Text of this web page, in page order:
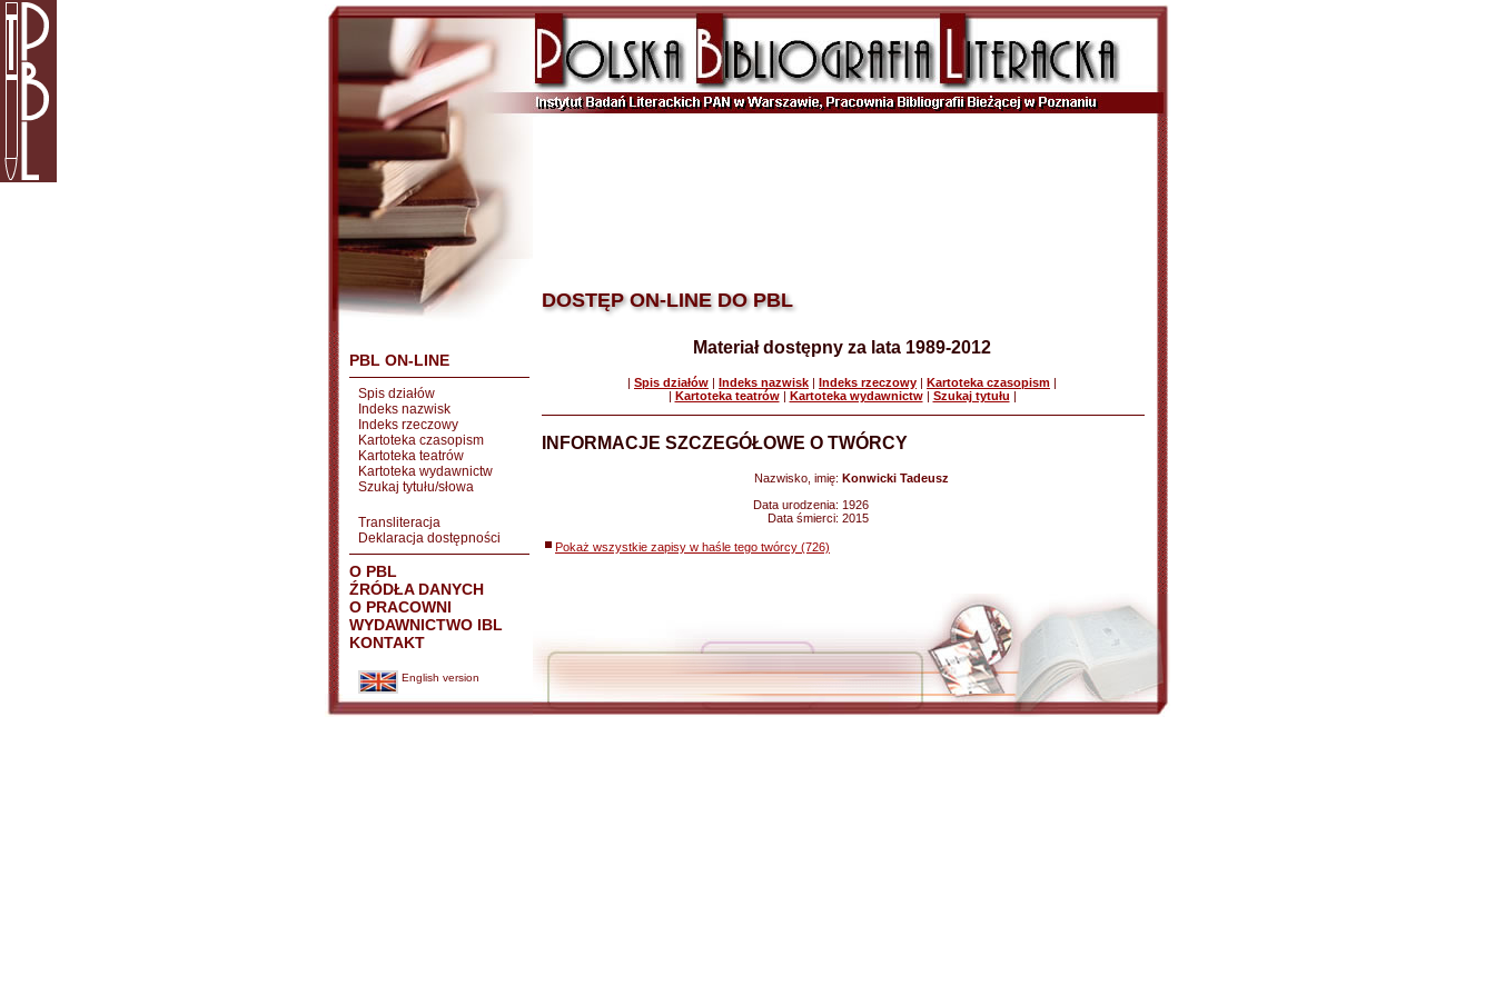
PBL ON-LINE
Spis działów
Indeks nazwisk
Indeks rzeczowy
Kartoteka czasopism
Kartoteka teatrów
Kartoteka wydawnictw
Szukaj tytułu/słowa
Transliteracja
Deklaracja dostępności
O PBL
ŹRÓDŁA DANYCH
O PRACOWNI
WYDAWNICTWO IBL
KONTAKT
English version
DOSTĘP ON-LINE DO PBL
Materiał dostępny za lata 1989-2012
| Spis działów | Indeks nazwisk | Indeks rzeczowy | Kartoteka czasopism |
| Kartoteka teatrów| Kartoteka wydawnictw| Szukaj tytułu |
INFORMACJE SZCZEGÓŁOWE O TWÓRCY
Nazwisko, imię: Konwicki Tadeusz
Data urodzenia: 1926
Data śmierci: 2015
Pokaż wszystkie zapisy w haśle tego twórcy (726)